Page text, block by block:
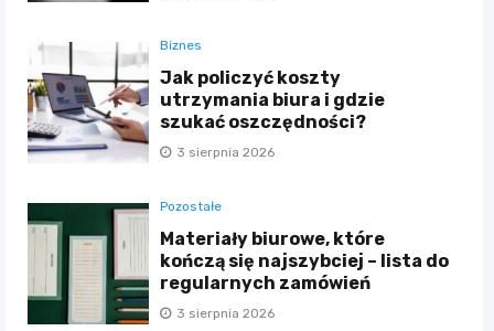
Biznes
Jak policzyć koszty
utrzymania biura i gdzie
szukać oszczędności?
3 sierpnia 2026
Pozostałe
Materiały biurowe, które
kończą się najszybciej – lista do
regularnych zamówień
3 sierpnia 2026